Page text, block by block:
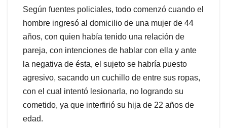
Según fuentes policiales, todo comenzó cuando el
hombre ingresó al domicilio de una mujer de 44
años, con quien había tenido una relación de
pareja, con intenciones de hablar con ella y ante
la negativa de ésta, el sujeto se habría puesto
agresivo, sacando un cuchillo de entre sus ropas,
con el cual intentó lesionarla, no logrando su
cometido, ya que interfirió su hija de 22 años de
edad.